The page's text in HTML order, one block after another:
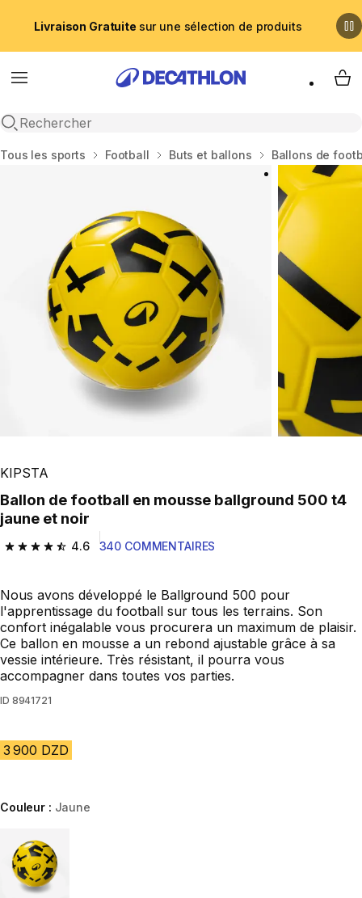
Livraison Gratuite sur une sélection de produits
Menu
Recherche ouverte
My
Accueil
Tous les sports Football Buts et ballons Ballons de
KIPSTA
Ballon de football en mousse ballground 500 t4
jaune et noir
4.6
4.6 out of 5 stars from 340 reviews
340 COMMENTAIRES
Nous avons développé le Ballground 500 pour
l'apprentissage du football sur tous les terrains. Son
confort inégalable vous procurera un maximum de plaisir.
Ce ballon en mousse a un rebond ajustable grâce à sa
vessie intérieure. Très résistant, il pourra vous
accompagner dans toutes vos parties.
ID 8941721
3 900 DZD
Couleur : Jaune
Choose a variant